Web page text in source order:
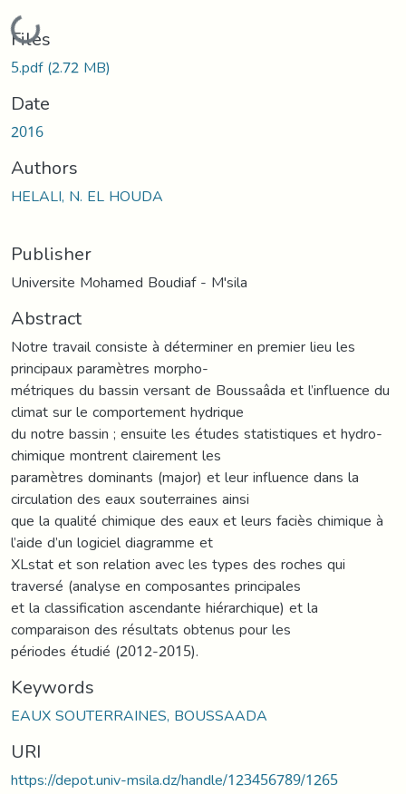
Loading...
Files
5.pdf(2.72 MB)
Date
2016
Authors
HELALI, N. EL HOUDA
Publisher
Universite Mohamed Boudiaf - M'sila
Abstract
Notre travail consiste à déterminer en premier lieu les
principaux paramètres morpho-
métriques du bassin versant de Boussaâda et l’influence du
climat sur le comportement hydrique
du notre bassin ; ensuite les études statistiques et hydro-
chimique montrent clairement les
paramètres dominants (major) et leur influence dans la
circulation des eaux souterraines ainsi
que la qualité chimique des eaux et leurs faciès chimique à
l’aide d’un logiciel diagramme et
XLstat et son relation avec les types des roches qui
traversé (analyse en composantes principales
et la classification ascendante hiérarchique) et la
comparaison des résultats obtenus pour les
périodes étudié (2012-2015).
Keywords
EAUX SOUTERRAINES, BOUSSAADA
URI
https://depot.univ-msila.dz/handle/123456789/1265